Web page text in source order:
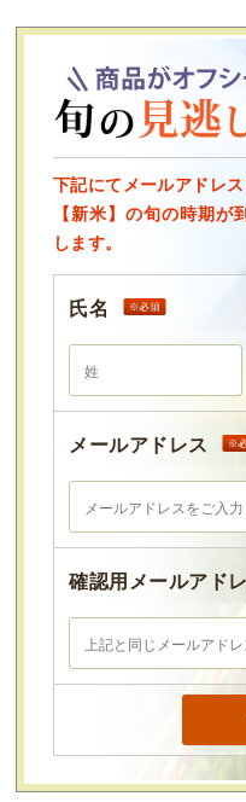
下記にてメールアドレ
【新米】の旬の時期
します。
氏名
メールアドレス
確認用メールアド